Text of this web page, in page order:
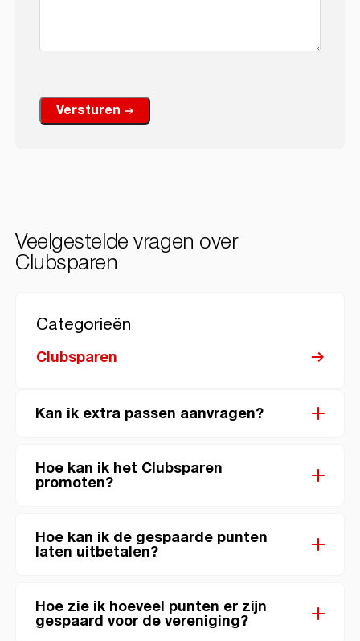
Versturen
Veelgestelde vragen over
Clubsparen
Categorieën
Clubsparen
Kan ik extra passen aanvragen?
Hoe kan ik het Clubsparen
promoten?
Hoe kan ik de gespaarde punten
laten uitbetalen?
Hoe zie ik hoeveel punten er zijn
gespaard voor de vereniging?